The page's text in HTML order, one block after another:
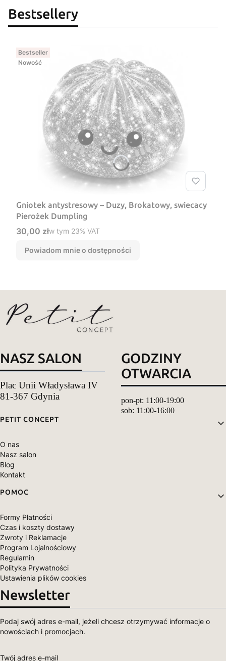
Bestsellery
Bestseller
Nowość
Gniotek antystresowy – Duzy, Brokatowy, swiecacy
Pierożek Dumpling
Cena brutto
30,00 złw tym %s VAT
w tym 23% VAT
Powiadom mnie o dostępności
NASZ SALON
Plac Unii Władysława IV
81-367 Gdynia
GODZINY
OTWARCIA
pon-pt: 11:00-19:00
sob: 11:00-16:00
Linki w stopce
PETIT CONCEPT
O nas
Nasz salon
Blog
Kontakt
POMOC
Formy Płatności
Czas i koszty dostawy
Zwroty i Reklamacje
Program Lojalnościowy
Regulamin
Polityka Prywatności
Ustawienia plików cookies
Newsletter
Podaj swój adres e-mail, jeżeli chcesz otrzymywać informacje o
nowościach i promocjach.
Twój adres e-mail